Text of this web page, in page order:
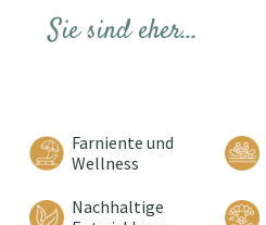
Sie sind eher...
Farniente und
Wellness
Nachhaltige